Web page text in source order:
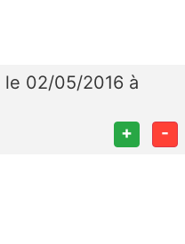
le 02/05/2016 à
+ -